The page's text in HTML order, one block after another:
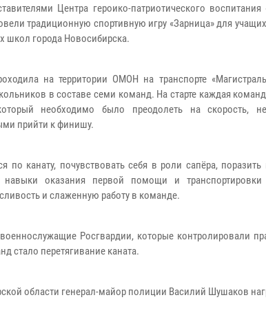
Центра героико-патриотического
традиционную спортивную игру «Зарница» для
школ города Новосибирска.
на территории ОМОН на транспорте
в составе семи команд. На старте каждая
необходимо было преодолеть на скорость,
прийти к финишу.
по канату, почувствовать себя в роли сапёра,
навыки оказания первой помощи и транспортировки
и слаженную работу в команде.
Росгвардии, которые контролировали
стало перетягивание каната.
области генерал-майор полиции Василий Шушаков